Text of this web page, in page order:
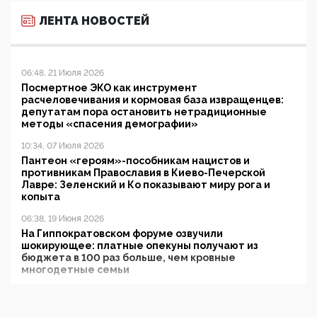
ЛЕНТА НОВОСТЕЙ
06:48, 21 Июля 2026
Посмертное ЭКО как инструмент
расчеловечивания и кормовая база извращенцев:
депутатам пора остановить нетрадиционные
методы «спасения демографии»
10:34, 07 Июля 2026
Пантеон «героям»-пособникам нацистов и
противникам Православия в Киево-Печерской
Лавре: Зеленский и Ко показывают миру рога и
копыта
06:38, 19 Июня 2026
На Гиппократовском форуме озвучили
шокирующее: платные опекуны получают из
бюджета в 100 раз больше, чем кровные
многодетные семьи